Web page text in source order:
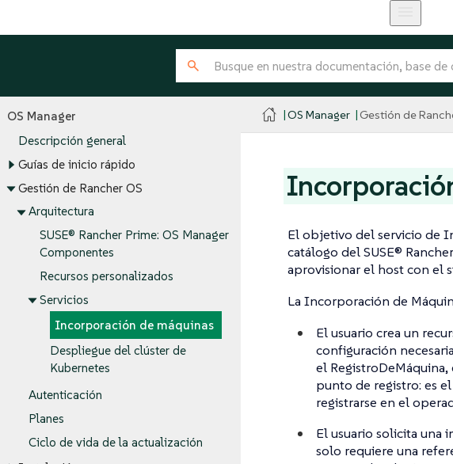
OS Manager
Descripción general
Guías de inicio rápido
Gestión de Rancher OS
Arquitectura
SUSE® Rancher Prime: OS Manager
Componentes
Recursos personalizados
Servicios
Incorporación de máquinas
Despliegue del clúster de
Kubernetes
Autenticación
Planes
Ciclo de vida de la actualización
OS Manager Gestión de
El objetivo del servicio de
catálogo del SUSE®
aprovisionar el host con el
La Incorporación de
El usuario crea un
configuración
el RegistroDeMáquina,
punto de registro: es
registrarse en el
El usuario solicita una
solo requiere una